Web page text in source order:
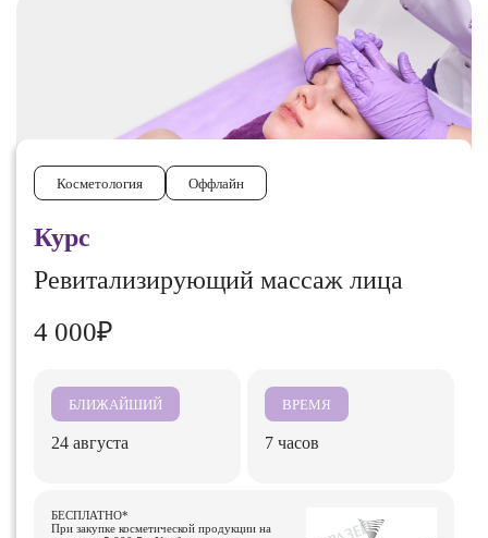
Косметология Оффлайн
Курс
Ревитализирующий массаж лица
4 000₽
БЛИЖАЙШИЙ
24 августа
ВРЕМЯ
7 часов
БЕСПЛАТНО*
При закупке косметической продукции на